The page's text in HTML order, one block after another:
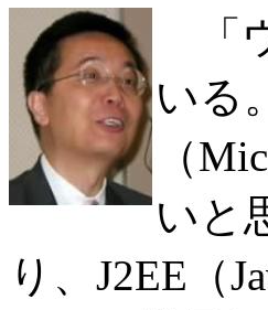
「
いる
（
いと
り、J2EE（